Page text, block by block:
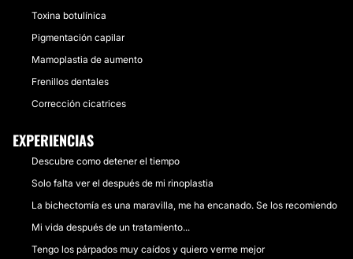
Toxina botulínica
Pigmentación capilar
Mamoplastia de aumento
Frenillos dentales
Corrección cicatrices
EXPERIENCIAS
Descubre como detener el tiempo
Solo falta ver el después de mi rinoplastia
La bichectomía es una maravilla, me ha encanado. Se los recomiendo
Mi vida después de un tratamiento...
Tengo los párpados muy caídos y quiero verme mejor